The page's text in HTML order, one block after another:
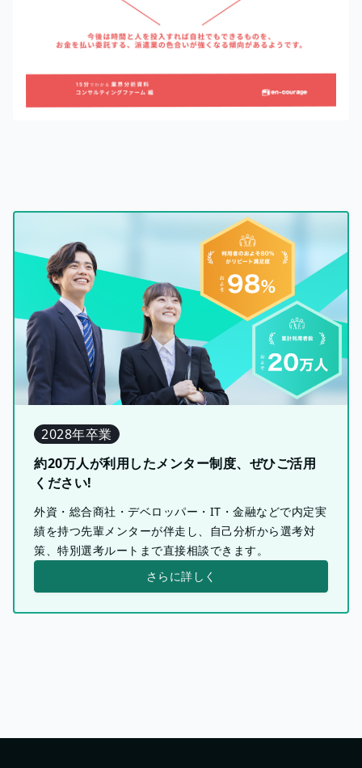
2028年卒業
約20万人が利用したメンター制度、ぜひご活用
ください!
外資・総合商社・デベロッパー・IT・金融などで内定実
績を持つ先輩メンターが伴走し、自己分析から選考対
策、特別選考ルートまで直接相談できます。
さらに詳しく